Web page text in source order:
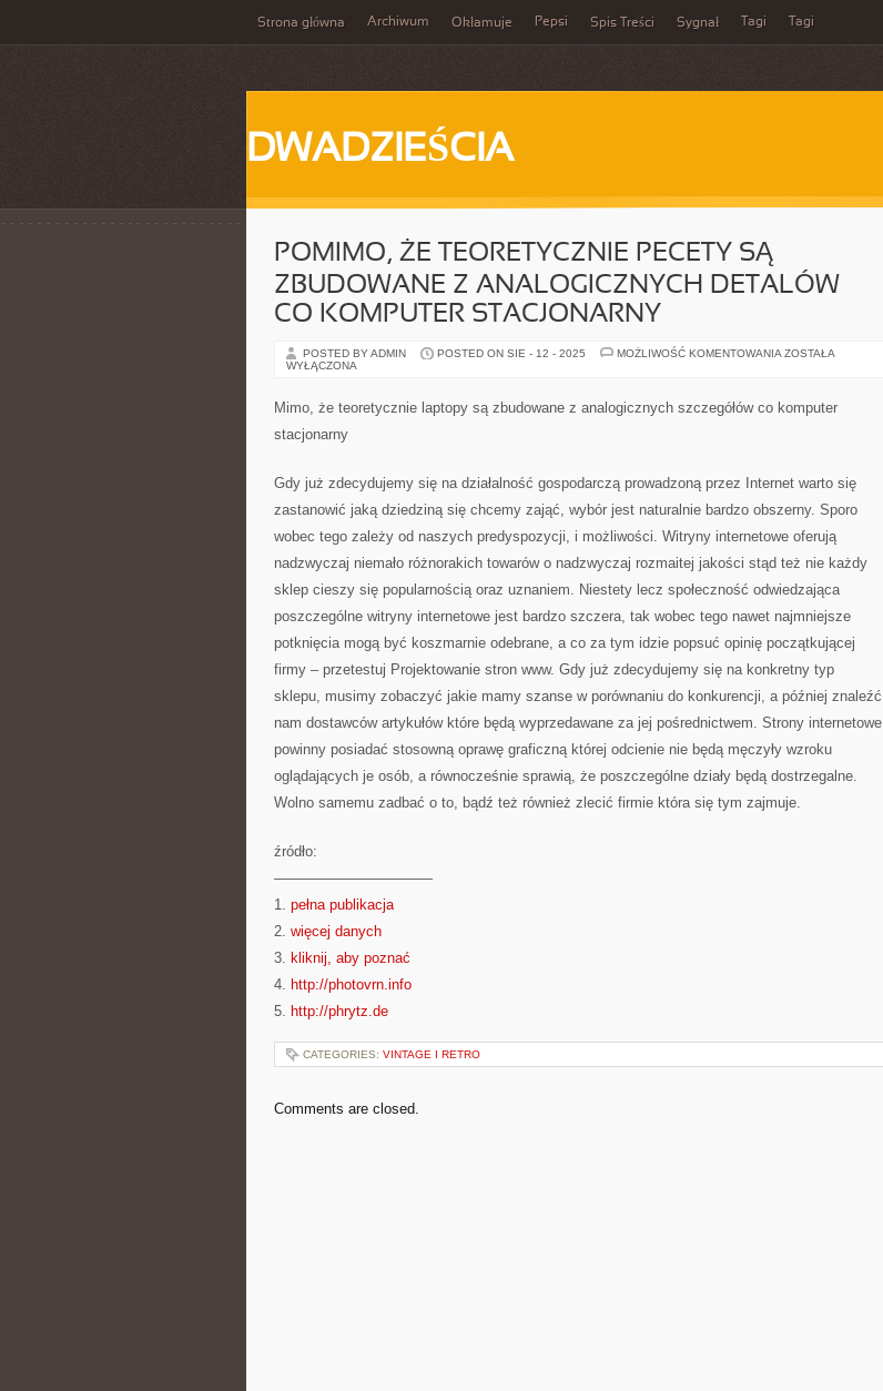
Strona główna Archiwum Okłamuje Pepsi Spis Treści Sygnał Tagi Tagi
DWADZIEŚCIA
POMIMO, ŻE TEORETYCZNIE PECETY SĄ
ZBUDOWANE Z ANALOGICZNYCH DETALÓW
CO KOMPUTER STACJONARNY
POSTED BY ADMIN POSTED ON SIE - 12 - 2025 MOŻLIWOŚĆ KOMENTOWANIA POMIMO,
ZBUDOWANE
STACJONARNY
ZOSTAŁA
WYŁĄCZONA
Mimo, że teoretycznie laptopy są zbudowane z analogicznych szczegółów co komputer
stacjonarny
Gdy już zdecydujemy się na działalność gospodarczą prowadzoną przez Internet warto się
zastanowić jaką dziedziną się chcemy zająć, wybór jest naturalnie bardzo obszerny. Sporo
wobec tego zależy od naszych predyspozycji, i możliwości. Witryny internetowe oferują
nadzwyczaj niemało różnorakich towarów o nadzwyczaj rozmaitej jakości stąd też nie każdy
sklep cieszy się popularnością oraz uznaniem. Niestety lecz społeczność odwiedzająca
poszczególne witryny internetowe jest bardzo szczera, tak wobec tego nawet najmniejsze
potknięcia mogą być koszmarnie odebrane, a co za tym idzie popsuć opinię początkującej
firmy – przetestuj Projektowanie stron www. Gdy już zdecydujemy się na konkretny typ
sklepu, musimy zobaczyć jakie mamy szanse w porównaniu do konkurencji, a później znaleźć
nam dostawców artykułów które będą wyprzedawane za jej pośrednictwem. Strony internetowe
powinny posiadać stosowną oprawę graficzną której odcienie nie będą męczyły wzroku
oglądających je osób, a równocześnie sprawią, że poszczególne działy będą dostrzegalne.
Wolno samemu zadbać o to, bądź też również zlecić firmie która się tym zajmuje.
źródło:
———————————
1. pełna publikacja
2. więcej danych
3. kliknij, aby poznać
4. http://photovrn.info
5. http://phrytz.de
CATEGORIES: VINTAGE I RETRO
Comments are closed.